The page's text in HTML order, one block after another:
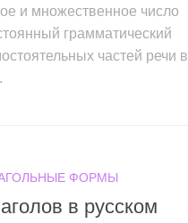
и множественное число
грамматический
частей речи в
ФОРМЫ
в русском